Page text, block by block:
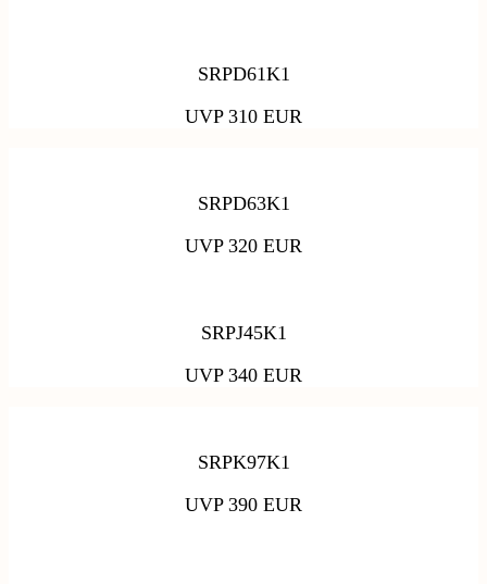
SRPD61K1
UVP 310 EUR
SRPD63K1
UVP 320 EUR
SRPJ45K1
UVP 340 EUR
SRPK97K1
UVP 390 EUR